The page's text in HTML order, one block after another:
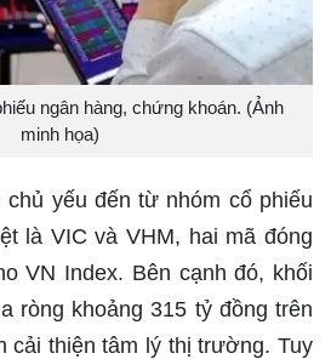
ngân hàng, chứng khoán. (Ảnh
minh họa)
yếu đến từ nhóm cổ phiếu
là VIC và VHM, hai mã đóng
VN Index. Bên cạnh đó, khối
ròng khoảng 315 tỷ đồng trên
cải thiện tâm lý thị trường. Tuy